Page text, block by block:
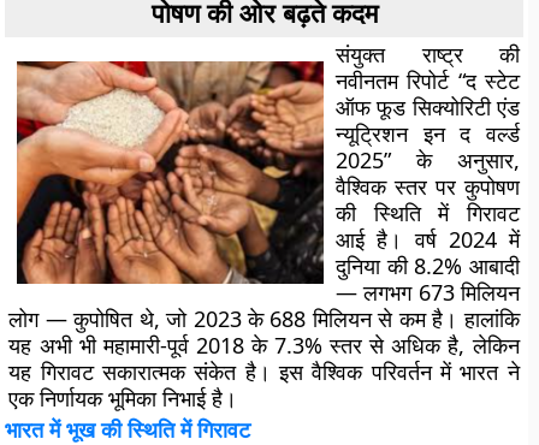
पोषण की ओर बढ़ते कदम
संयुक्त राष्ट्र की
नवीनतम रिपोर्ट “द स्टेट
ऑफ फूड सिक्योरिटी एंड
न्यूट्रिशन इन द वर्ल्ड
2025” के अनुसार,
वैश्विक स्तर पर कुपोषण
की स्थिति में गिरावट
आई है। वर्ष 2024 में
दुनिया की 8.2% आबादी
— लगभग 673 मिलियन
लोग — कुपोषित थे, जो 2023 के 688 मिलियन से कम है। हालांकि
यह अभी भी महामारी-पूर्व 2018 के 7.3% स्तर से अधिक है, लेकिन
यह गिरावट सकारात्मक संकेत है। इस वैश्विक परिवर्तन में भारत ने
एक निर्णायक भूमिका निभाई है।
भारत में भूख की स्थिति में गिरावट